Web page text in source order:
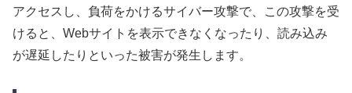
アクセスし、負荷をかけるサイバー攻撃で、この攻撃を受
けると、Webサイトを表示できなくなったり、読み込み
が遅延したりといった被害が発生します。